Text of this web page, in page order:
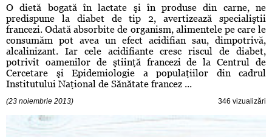
O dietă bogată în lactate şi în produse din carne, ne
predispune la diabet de tip 2, avertizează specialiştii
francezi. Odată absorbite de organism, alimentele pe care le
consumăm pot avea un efect acidifian sau, dimpotrivă,
alcalinizant. Iar cele acidifiante cresc riscul de diabet,
potrivit oamenilor de ştiinţă francezi de la Centrul de
Cercetare şi Epidemiologie a populaţiilor din cadrul
Institutului Naţional de Sănătate francez ...
(23 noiembrie 2013) 346 vizualizări